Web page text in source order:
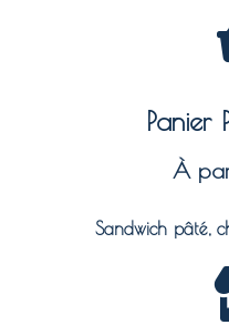
Panier
À
Sandwich pâté,